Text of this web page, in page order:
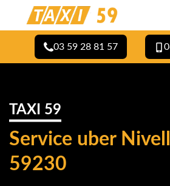
03 59 28 81 57
TAXI 59
Service uber
59230